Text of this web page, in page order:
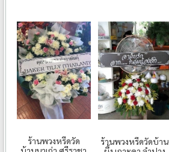
ร้านพวงหรีดวัด
ร้านพวงหรีดวัดบ้าน